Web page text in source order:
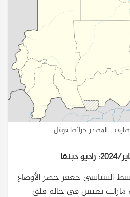
- المصدر خرائط قوقل
السياسي جعفر خضر الأوضاع
مازالت تعيش في حالة قلق